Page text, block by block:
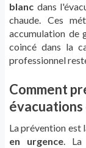
blanc dans
chaude. Ces
accumulation de
coincé dans la
professionnel
Comment
évacuations
La prévention est
en urgence. La